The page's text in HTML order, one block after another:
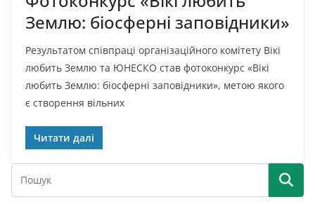
Землю: біосферні заповідники»
Результатом співпраці організаційного комітету Вікі
любить Землю та ЮНЕСКО став фотоконкурс «Вікі
любить Землю: біосферні заповідники», метою якого
є створення вільних
Читати далі